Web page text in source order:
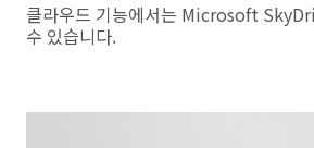
클라우드 기능에서는 Microsoft
수 있습니다.